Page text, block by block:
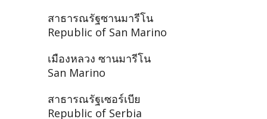
สาธารณรัฐซานมารีโน
Republic of San Marino
เมืองหลวง ซานมารีโน
San Marino
สาธารณรัฐเซอร์เบีย
Republic of Serbia